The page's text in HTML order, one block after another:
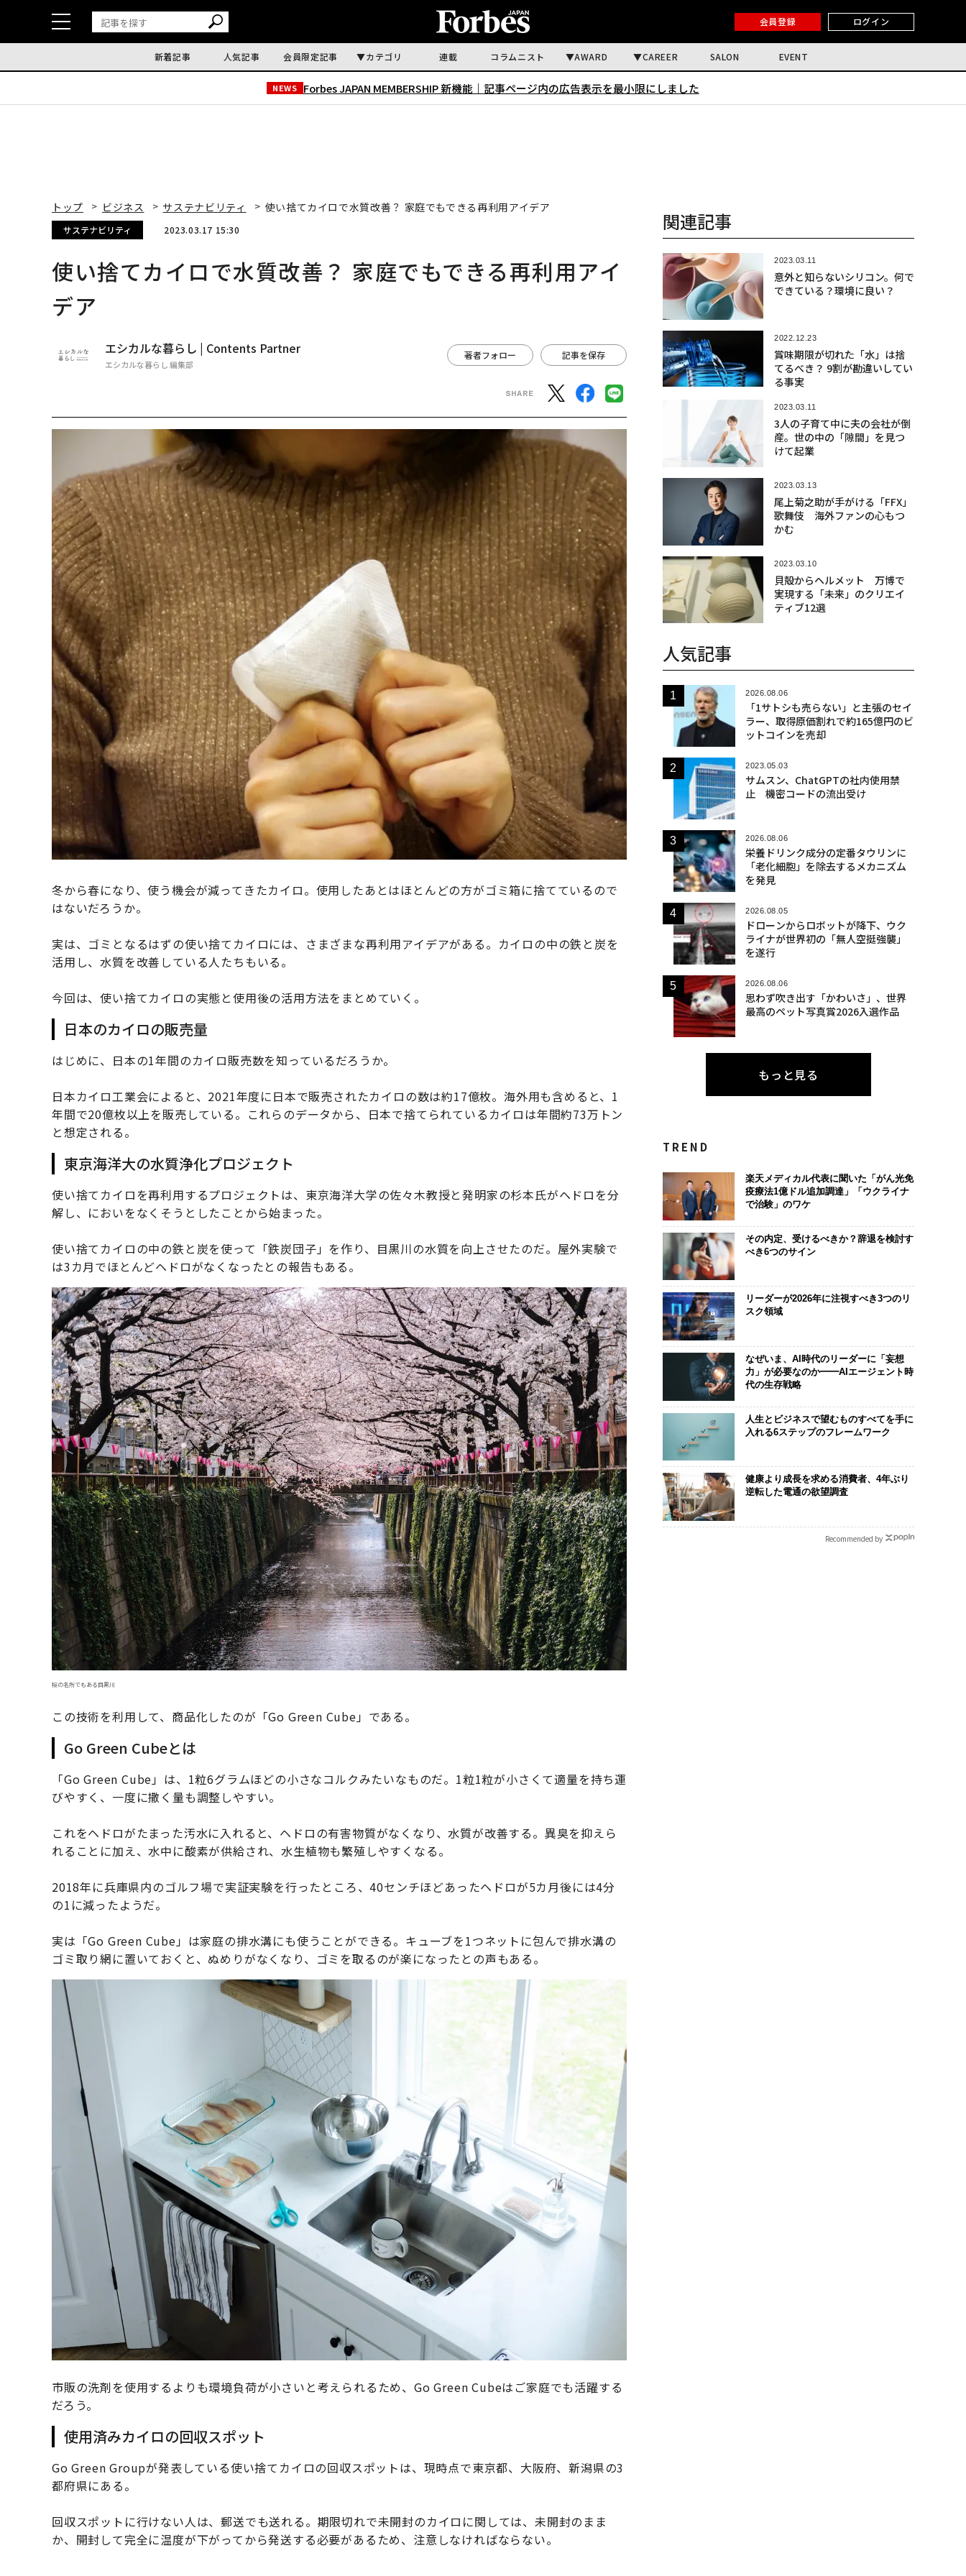
会員登録 ログイン
新着記事 人気記事 会員限定記事 カテゴリ 連載 コラムニスト AWARD CAREER SALON EVENT
NEWS Forbes JAPAN MEMBERSHIP 新機能｜ 記事ページ内の広告表示を最小限にしました
トップ ビジネス サステナビリティ 使い捨てカイロで水質改善？ 家庭でもできる再利用アイデア
サステナビリティ 2023.03.17 15:30
使い捨てカイロで水質改善？ 家庭でもできる再利用アイ
デア
エシカルな暮らし | Contents Partner
エシカルな暮らし 編集部
著者フォロー 記事を保存
冬から春になり、使う機会が減ってきたカイロ。使用したあとはほとんどの方がゴミ箱に捨てているので
はないだろうか。
実は、ゴミとなるはずの使い捨てカイロには、さまざまな再利用アイデアがある。カイロの中の鉄と炭を
活用し、水質を改善している人たちもいる。
今回は、使い捨てカイロの実態と使用後の活用方法をまとめていく。
日本のカイロの販売量
はじめに、日本の1年間のカイロ販売数を知っているだろうか。
日本カイロ工業会によると、2021年度に日本で販売されたカイロの数は約17億枚。海外用も含めると、1
年間で20億枚以上を販売している。これらのデータから、日本で捨てられているカイロは年間約73万トン
と想定される。
東京海洋大の水質浄化プロジェクト
使い捨てカイロを再利用するプロジェクトは、東京海洋大学の佐々木教授と発明家の杉本氏がヘドロを分
解し、においをなくそうとしたことから始まった。
使い捨てカイロの中の鉄と炭を使って「鉄炭団子」を作り、目黒川の水質を向上させたのだ。屋外実験で
は3カ月でほとんどヘドロがなくなったとの報告もある。
桜の名所でもある目黒川
この技術を利用して、商品化したのが「Go Green Cube」である。
Go Green Cubeとは
「Go Green Cube」は、1粒6グラムほどの小さなコルクみたいなものだ。1粒1粒が小さくて適量を持ち運
びやすく、一度に撒く量も調整しやすい。
これをヘドロがたまった汚水に入れると、ヘドロの有害物質がなくなり、水質が改善する。異臭を抑えら
れることに加え、水中に酸素が供給され、水生植物も繁殖しやすくなる。
2018年に兵庫県内のゴルフ場で実証実験を行ったところ、40センチほどあったヘドロが5カ月後には4分
の1に減ったようだ。
実は「Go Green Cube」は家庭の排水溝にも使うことができる。キューブを1つネットに包んで排水溝の
ゴミ取り網に置いておくと、ぬめりがなくなり、ゴミを取るのが楽になったとの声もある。
市販の洗剤を使用するよりも環境負荷が小さいと考えられるため、Go Green Cubeはご家庭でも活躍する
だろう。
使用済みカイロの回収スポット
Go Green Groupが発表している使い捨てカイロの回収スポットは、現時点で東京都、大阪府、新潟県の3
都府県にある。
回収スポットに行けない人は、郵送でも送れる。期限切れで未開封のカイロに関しては、未開封のまま
か、開封して完全に温度が下がってから発送する必要があるため、注意しなければならない。
関連記事
2023.03.11
意外と知らないシリコン。何で
できている？環境に良い？
2022.12.23
賞味期限が切れた「水」は捨
てるべき？ 9割が勘違いしてい
る事実
2023.03.11
3人の子育て中に夫の会社が倒
産。世の中の「隙間」を見つ
けて起業
2023.03.13
尾上菊之助が手がける「FFX」
歌舞伎 海外ファンの心もつ
かむ
2023.03.10
貝殻からヘルメット 万博で
実現する「未来」のクリエイ
ティブ12選
人気記事
2026.08.06
「1サトシも売らない」と主張のセイ
ラー、取得原価割れで約165億円のビ
ットコインを売却
2023.05.03
サムスン、ChatGPTの社内使用禁
止 機密コードの流出受け
2026.08.06
栄養ドリンク成分の定番タウリンに
「老化細胞」を除去するメカニズム
を発見
2026.08.05
ドローンからロボットが降下、ウク
ライナが世界初の「無人空挺強襲」
を遂行
2026.08.06
思わず吹き出す「かわいさ」、世界
最高のペット写真賞2026入選作品
もっと見る
TREND
楽天メディカル代表に聞いた「がん光免
疫療法1億ドル追加調達」「ウクライナ
で治験」のワケ
その内定、受けるべきか？辞退を検討す
べき6つのサイン
リーダーが2026年に注視すべき3つのリ
スク領域
なぜいま、AI時代のリーダーに「妄想
力」が必要なのか━━AIエージェント時
代の生存戦略
人生とビジネスで望むものすべてを手に
入れる6ステップのフレームワーク
健康より成長を求める消費者、4年ぶり
逆転した電通の欲望調査
Recommended by